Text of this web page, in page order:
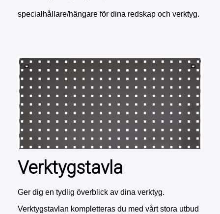
specialhållare/hängare för dina redskap och verktyg.
Verktygstavla
Ger dig en tydlig överblick av dina verktyg.
Verktygstavlan kompletteras du med vårt stora utbud